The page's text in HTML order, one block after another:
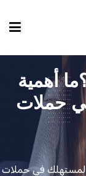
أهمية
حملات
في حملات